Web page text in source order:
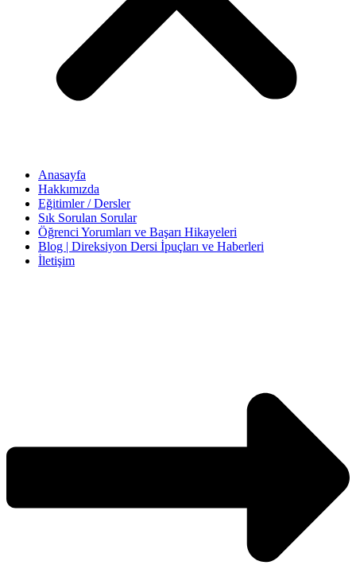
Anasayfa
Hakkımızda
Eğitimler / Dersler
Sık Sorulan Sorular
Öğrenci Yorumları ve Başarı Hikayeleri
Blog | Direksiyon Dersi İpuçları ve Haberleri
İletişim